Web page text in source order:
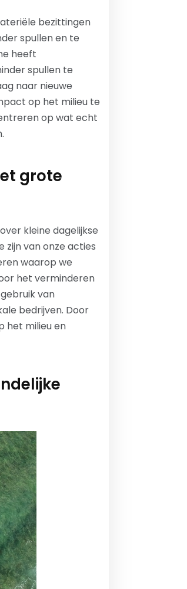
bezittingen
spullen en te
heeft
spullen te
naar nieuwe
op het milieu te
op wat echt
grote
kleine dagelijkse
van onze acties
waarop we
het verminderen
van
bedrijven. Door
het milieu en